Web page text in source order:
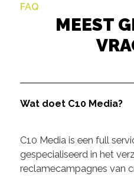
FAQ
MEEST
Wat doet C10 Media?
C10 Media is een full
gespecialiseerd in het
reclamecampagnes van